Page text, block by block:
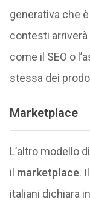
generativa che
contesti
come il SEO o
stessa dei
Marketplace
L’altro modello
il marketplace.
italiani dichiara